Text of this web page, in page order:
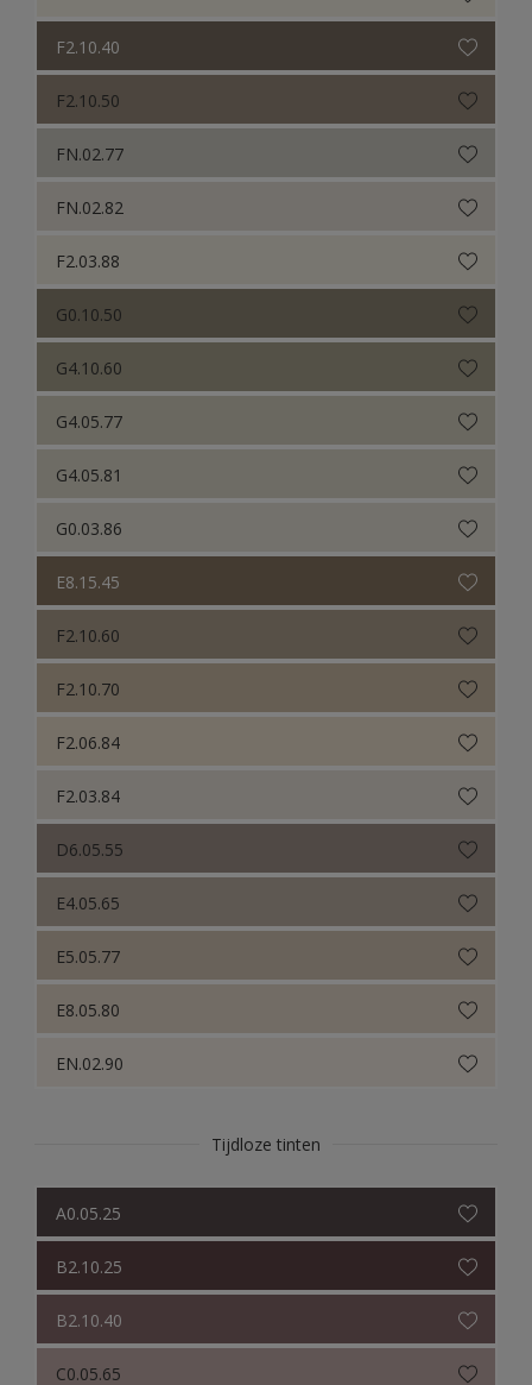
F2.10.40
F2.10.50
FN.02.77
FN.02.82
F2.03.88
G0.10.50
G4.10.60
G4.05.77
G4.05.81
G0.03.86
E8.15.45
F2.10.60
F2.10.70
F2.06.84
F2.03.84
D6.05.55
E4.05.65
E5.05.77
E8.05.80
EN.02.90
Tijdloze tinten
A0.05.25
B2.10.25
B2.10.40
C0.05.65